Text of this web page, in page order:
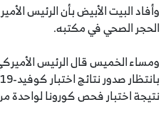
وأفاد البيت الأبيض بأن الرئيس
الحجر الصحي في مكتبه.
ومساء الخميس قال الرئيس
نتيجة اختبار فحص كورونا لواحدة